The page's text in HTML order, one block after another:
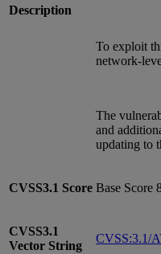
Description
To exploit
network-
The
and
updating to
CVSS3.1 Score Base Score
CVSS3.1
Vector String
CVSS:3.1/